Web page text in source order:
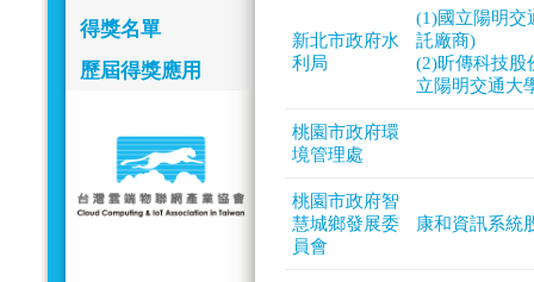
得獎名單
歷屆得獎應用
新北市政府水
利局
(1)國立陽明交
託廠商)
(2)昕傳科技股
立陽明交通大
桃園市政府環
境管理處
桃園市政府智
慧城鄉發展委
員會
康和資訊系統